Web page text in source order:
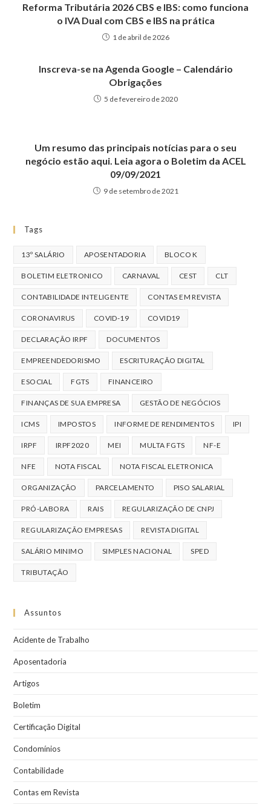
Reforma Tributária 2026 CBS e IBS: como funciona
o IVA Dual com CBS e IBS na prática
1 de abril de 2026
Inscreva-se na Agenda Google – Calendário
Obrigações
5 de fevereiro de 2020
Um resumo das principais notícias para o seu
negócio estão aqui. Leia agora o Boletim da ACEL
09/09/2021
9 de setembro de 2021
Tags
13º SALÁRIO APOSENTADORIA BLOCO K
BOLETIM ELETRONICO CARNAVAL CEST CLT
CONTABILIDADE INTELIGENTE CONTAS EM REVISTA
CORONAVIRUS COVID-19 COVID19
DECLARAÇÃO IRPF DOCUMENTOS
EMPREENDEDORISMO ESCRITURAÇÃO DIGITAL
ESOCIAL FGTS FINANCEIRO
FINANÇAS DE SUA EMPRESA GESTÃO DE NEGÓCIOS
ICMS IMPOSTOS INFORME DE RENDIMENTOS IPI
IRPF IRPF2020 MEI MULTA FGTS NF-E
NFE NOTA FISCAL NOTA FISCAL ELETRONICA
ORGANIZAÇÃO PARCELAMENTO PISO SALARIAL
PRÓ-LABORA RAIS REGULARIZAÇÃO DE CNPJ
REGULARIZAÇÃO EMPRESAS REVISTA DIGITAL
SALÁRIO MINIMO SIMPLES NACIONAL SPED
TRIBUTAÇÃO
Assuntos
Acidente de Trabalho
Aposentadoria
Artigos
Boletim
Certificação Digital
Condomínios
Contabilidade
Contas em Revista